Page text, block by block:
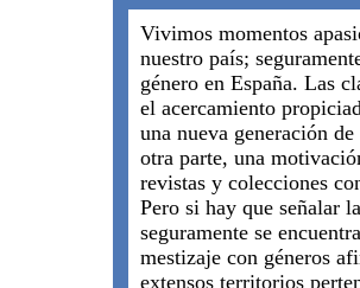
Vivimos momentos
nuestro país;
género en España. Las
el acercamiento
una nueva generación
otra parte, una
revistas y colecciones
Pero si hay que señalar
seguramente se
mestizaje con géneros
extensos territorios